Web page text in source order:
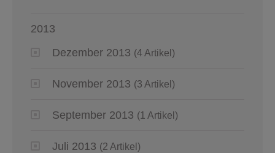
2013
Dezember 2013 (4 Artikel)
November 2013 (3 Artikel)
September 2013 (1 Artikel)
Juli 2013 (2 Artikel)